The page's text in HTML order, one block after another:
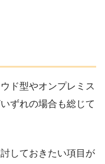
ド型やオンプレミス
ずれの場合も総じて
しておきたい項目が